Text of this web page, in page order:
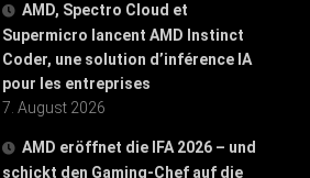
AMD, Spectro Cloud et
Supermicro lancent AMD Instinct
Coder, une solution d’inférence IA
pour les entreprises
7. August 2026
AMD eröffnet die IFA 2026 – und
schickt den Gaming-Chef auf die